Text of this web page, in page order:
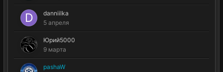
danniilka
5 апреля
Юрий5000
9 марта
pashaW